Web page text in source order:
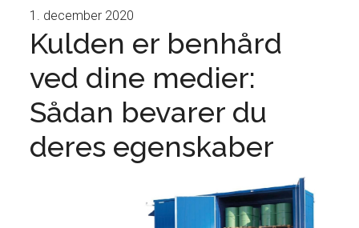
1. december 2020
Kulden er benhård
ved dine medier:
Sådan bevarer du
deres egenskaber